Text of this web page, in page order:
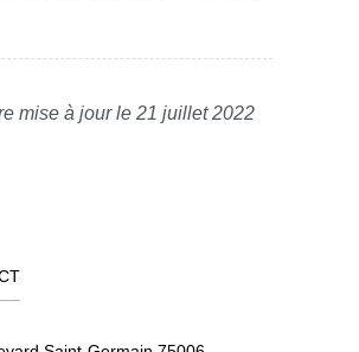
mise à jour le 21 juillet 2022